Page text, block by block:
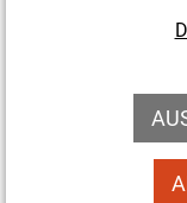
Neue
2021
einem ähnlichen
weiterhin